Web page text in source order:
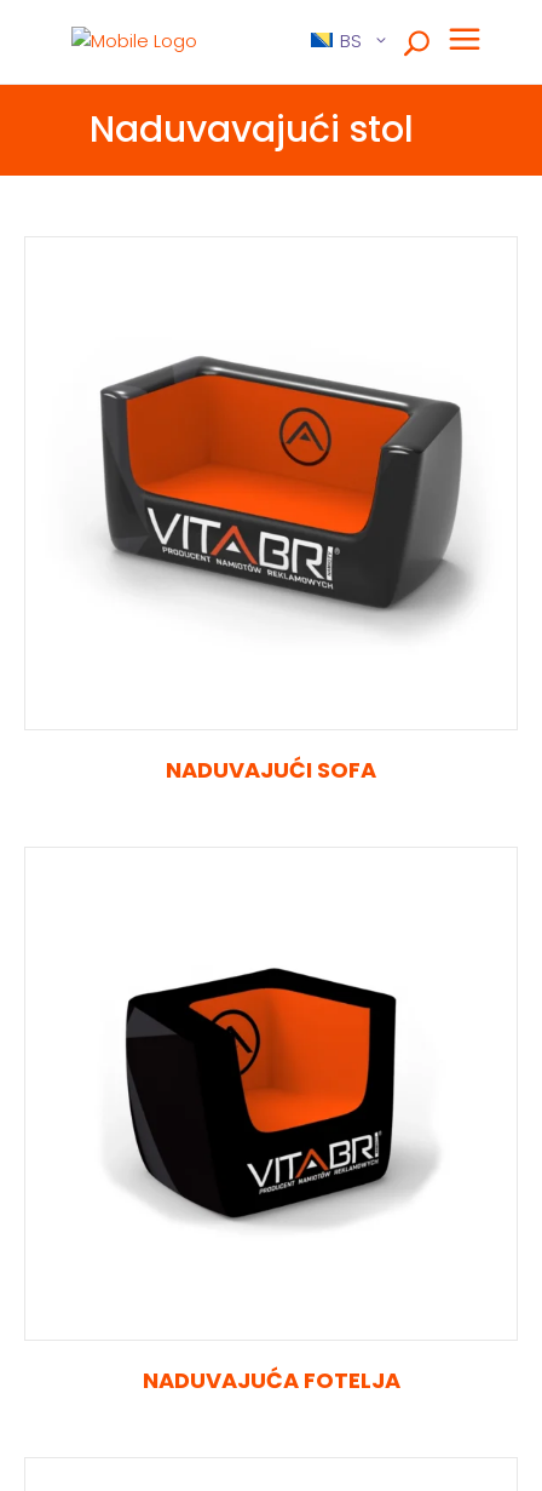
BS
Naduvavajući stol
NADUVAJUĆI SOFA
NADUVAJUĆA FOTELJA